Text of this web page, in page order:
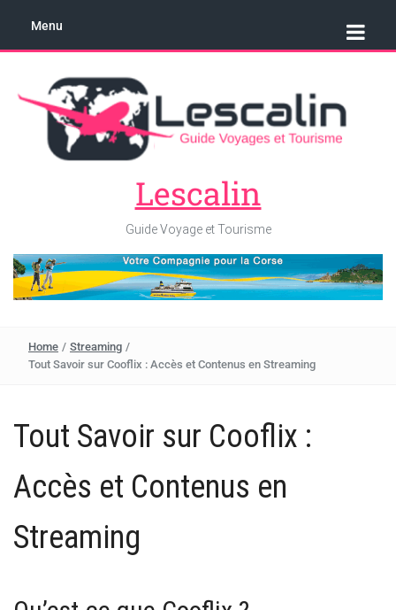
Menu
Lescalin
Guide Voyage et Tourisme
Home / Streaming /
Tout Savoir sur Cooflix : Accès et Contenus en Streaming
Tout Savoir sur Cooflix :
Accès et Contenus en
Streaming